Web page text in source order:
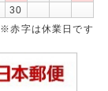
30
※赤字は休業日です